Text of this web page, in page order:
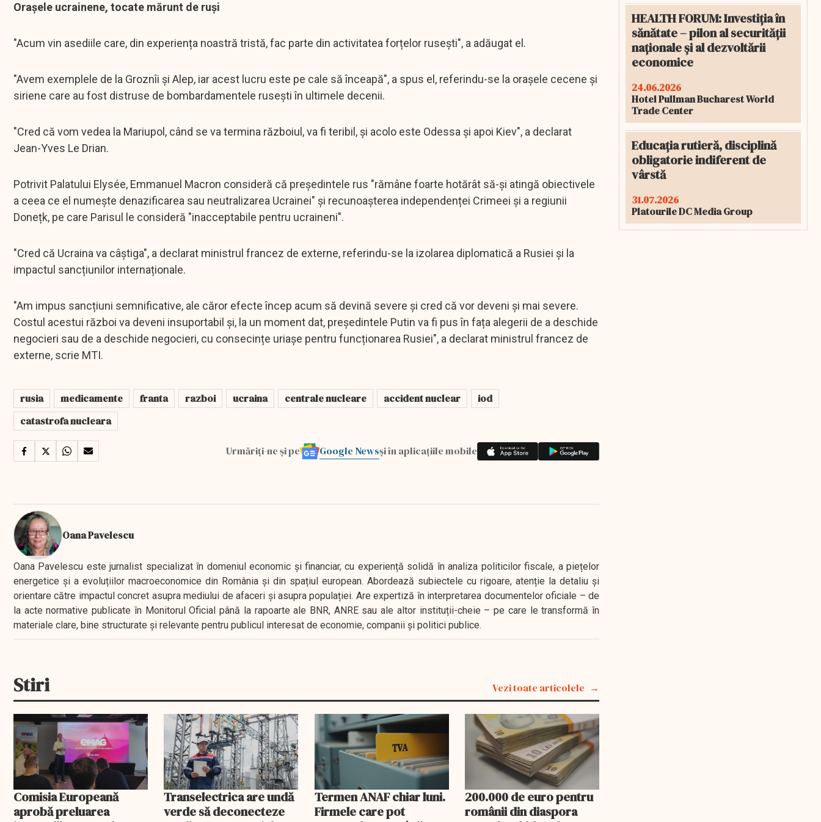
Orașele ucrainene, tocate mărunt de ruși
"Acum vin asediile care, din experiența noastră tristă, fac parte din activitatea forțelor rusești", a adăugat el.
"Avem exemplele de la Groznîi și Alep, iar acest lucru este pe cale să înceapă", a spus el, referindu-se la orașele cecene și
siriene care au fost distruse de bombardamentele rusești în ultimele decenii.
"Cred că vom vedea la Mariupol, când se va termina războiul, va fi teribil, și acolo este Odessa și apoi Kiev", a declarat
Jean-Yves Le Drian.
Potrivit Palatului Elysée, Emmanuel Macron consideră că președintele rus "rămâne foarte hotărât să-și atingă obiectivele
a ceea ce el numește denazificarea sau neutralizarea Ucrainei" și recunoașterea independenței Crimeei și a regiunii
Donețk, pe care Parisul le consideră "inacceptabile pentru ucraineni".
"Cred că Ucraina va câștiga", a declarat ministrul francez de externe, referindu-se la izolarea diplomatică a Rusiei și la
impactul sancțiunilor internaționale.
"Am impus sancțiuni semnificative, ale căror efecte încep acum să devină severe și cred că vor deveni și mai severe.
Costul acestui război va deveni insuportabil și, la un moment dat, președintele Putin va fi pus în fața alegerii de a deschide
negocieri sau de a deschide negocieri, cu consecințe uriașe pentru funcționarea Rusiei", a declarat ministrul francez de
externe, scrie MTI.
rusia medicamente franta razboi ucraina centrale nucleare accident nuclear
iod
catastrofa nucleara
Urmăriți-ne și pe Google Newsși în aplicațiile mobile
Oana Pavelescu
Oana Pavelescu este jurnalist specializat în domeniul economic și financiar, cu experiență solidă în analiza politicilor fiscale, a piețelor
energetice și a evoluțiilor macroeconomice din România și din spațiul european. Abordează subiectele cu rigoare, atenție la detaliu și
orientare către impactul concret asupra mediului de afaceri și asupra populației. Are expertiză în interpretarea documentelor oficiale – de
la acte normative publicate în Monitorul Oficial până la rapoarte ale BNR, ANRE sau ale altor instituții-cheie – pe care le transformă în
materiale clare, bine structurate și relevante pentru publicul interesat de economie, companii și politici publice.
Stiri Vezi toate articolele
Comisia Europeană
aprobă preluarea
Transelectrica are undă
verde să deconecteze
Termen ANAF chiar luni.
Firmele care pot
200.000 de euro pentru
românii din diaspora
HEALTH FORUM: Investiția în
sănătate – pilon al securității
naționale și al dezvoltării
economice
24.06.2026
Hotel Pullman Bucharest World
Trade Center
Educația rutieră, disciplină
obligatorie indiferent de
vârstă
31.07.2026
Platourile DC Media Group